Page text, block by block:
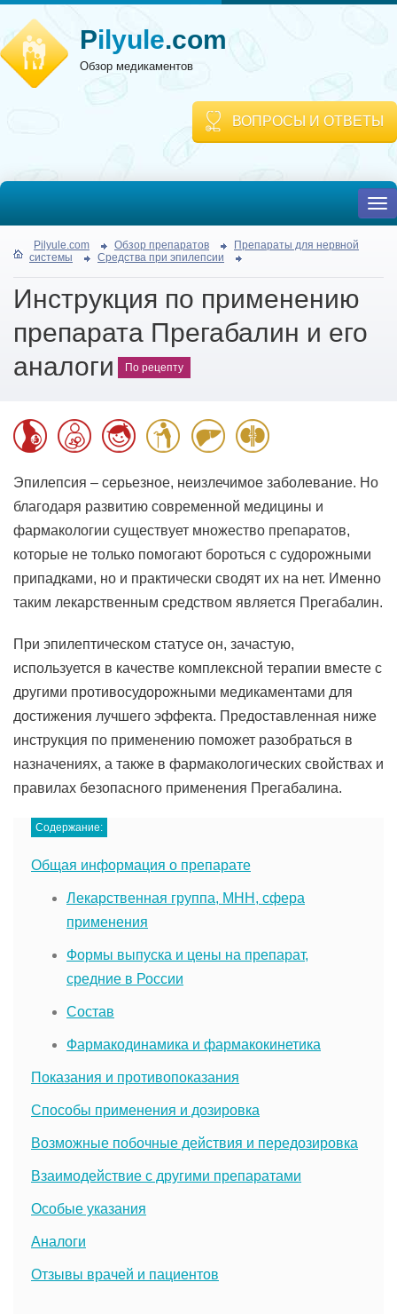
Pilyule.com
Обзор медикаментов
ВОПРОСЫ И ОТВЕТЫ
Pilyule.com Обзор препаратов
Препараты для нервной
системы
Средства при эпилепсии
Инструкция по применению
препарата Прегабалин и его
аналоги
По рецепту
Эпилепсия – серьезное, неизлечимое заболевание. Но
благодаря развитию современной медицины и
фармакологии существует множество препаратов,
которые не только помогают бороться с судорожными
припадками, но и практически сводят их на нет. Именно
таким лекарственным средством является Прегабалин.
При эпилептическом статусе он, зачастую,
используется в качестве комплексной терапии вместе с
другими противосудорожными медикаментами для
достижения лучшего эффекта. Предоставленная ниже
инструкция по применению поможет разобраться в
назначениях, а также в фармакологических свойствах и
правилах безопасного применения Прегабалина.
Содержание:
Общая информация о препарате
Лекарственная группа, МНН, сфера
применения
Формы выпуска и цены на препарат,
средние в России
Состав
Фармакодинамика и фармакокинетика
Показания и противопоказания
Способы применения и дозировка
Возможные побочные действия и передозировка
Взаимодействие с другими препаратами
Особые указания
Аналоги
Отзывы врачей и пациентов